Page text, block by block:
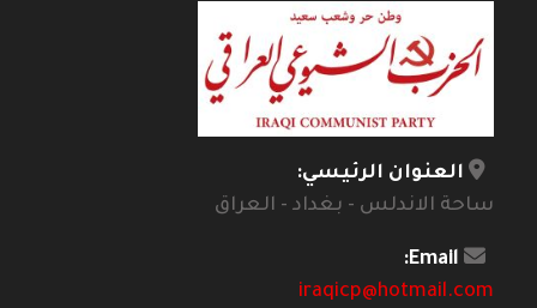
العنوان الرئيسي:
ساحة الاندلس - بغداد - العراق
Email:
iraqicp@hotmail.com